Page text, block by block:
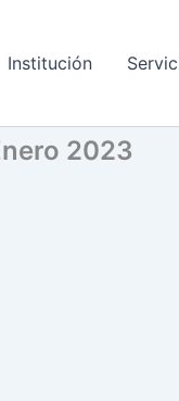
Institución
2023